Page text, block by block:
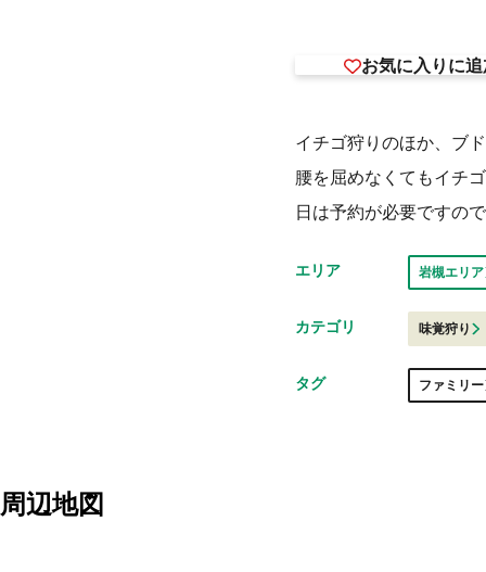
お気に入りに
イチゴ狩りのほか、ブ
腰を屈めなくてもイチ
日は予約が必要ですの
エリア 岩槻エリア
カテゴリ 味覚狩り
タグ ファミリー
周辺地図